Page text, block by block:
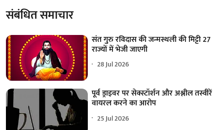
संबंधित समाचार
संत गुरु रविदास की जन्मस्थली की मिट्टी 27
राज्यों में भेजी जाएगी
28 Jul 2026
पूर्व ड्राइवर पर सेक्स्टॉर्शन और अश्लील तस्वीरें
वायरल करने का आरोप
25 Jul 2026